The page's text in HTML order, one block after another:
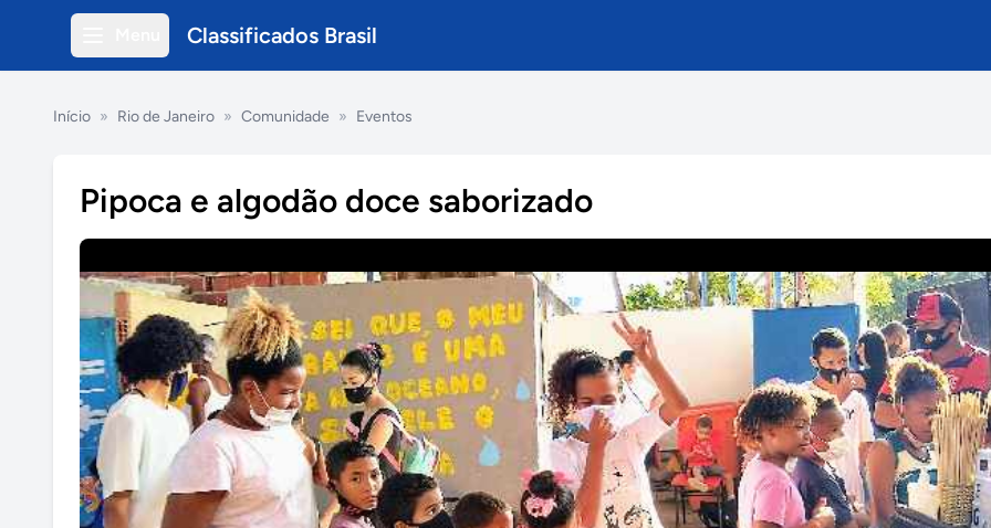
Classificados Brasil
Início » Rio de Janeiro » Comunidade » Eventos
Pipoca e algodão doce saborizado